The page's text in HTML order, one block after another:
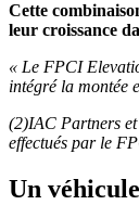
Cette
leur croissance
« Le FPCI
intégré la montée
(2)IAC Partners et
effectués par le
Un